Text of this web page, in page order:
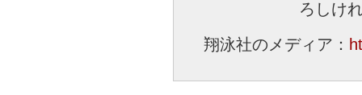
ろしけ
翔泳社のメディア：